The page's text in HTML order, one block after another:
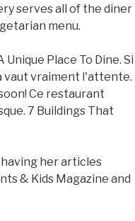
serves all of the diner
menu.
Unique Place To Dine. Si
vaut vraiment l'attente.
Ce restaurant
7 Buildings That
having her articles
& Kids Magazine and